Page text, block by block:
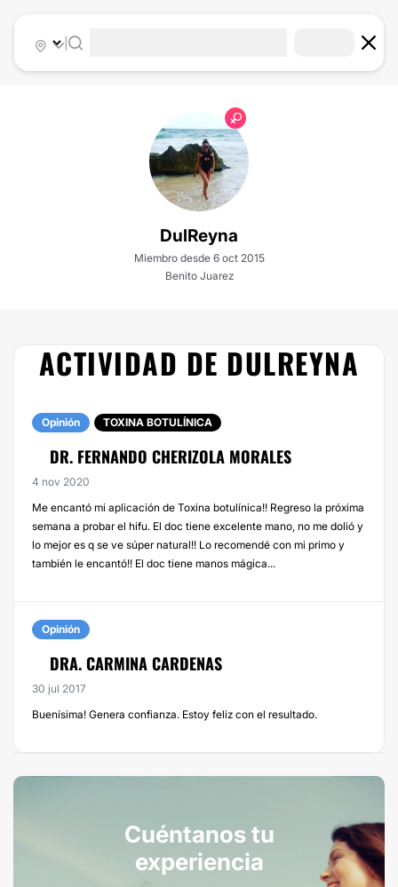
|
DulReyna
Miembro desde 6 oct 2015
Benito Juarez
ACTIVIDAD DE DULREYNA
Opinión TOXINA BOTULÍNICA
DR. FERNANDO CHERIZOLA MORALES
4 nov 2020
Me encantó mi aplicación de Toxina botulínica!! Regreso la próxima
semana a probar el hifu. El doc tiene excelente mano, no me dolió y
lo mejor es q se ve súper natural!! Lo recomendé con mi primo y
también le encantó!! El doc tiene manos mágica...
Opinión
DRA. CARMINA CARDENAS
30 jul 2017
Buenísima! Genera confianza. Estoy feliz con el resultado.
Cuéntanos tu
experiencia